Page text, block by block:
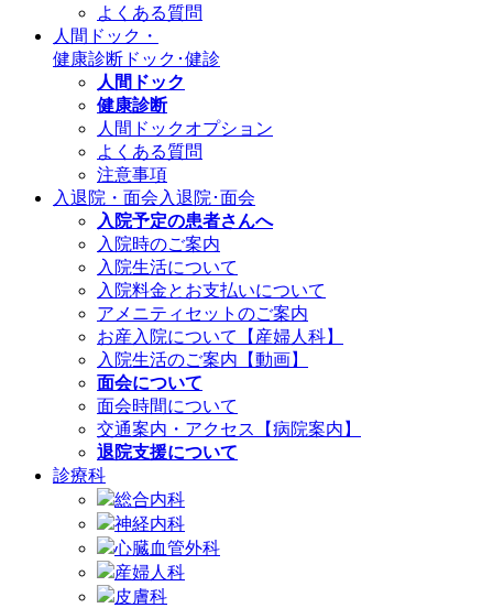
よくある質問
人間ドック・
健康診断 ドック･健診
人間ドック
健康診断
人間ドックオプション
よくある質問
注意事項
入退院・面会 入退院･面会
入院予定の患者さんへ
入院時のご案内
入院生活について
入院料金とお支払いについて
アメニティセットのご案内
お産入院について【産婦人科】
入院生活のご案内【動画】
面会について
面会時間について
交通案内・アクセス【病院案内】
退院支援について
診療科
総合内科
神経内科
心臓血管外科
産婦人科
皮膚科